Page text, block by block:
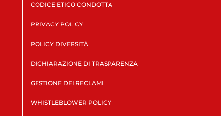
CODICE ETICO CONDOTTA
PRIVACY POLICY
POLICY DIVERSITÀ
DICHIARAZIONE DI TRASPARENZA
GESTIONE DEI RECLAMI
WHISTLEBLOWER POLICY